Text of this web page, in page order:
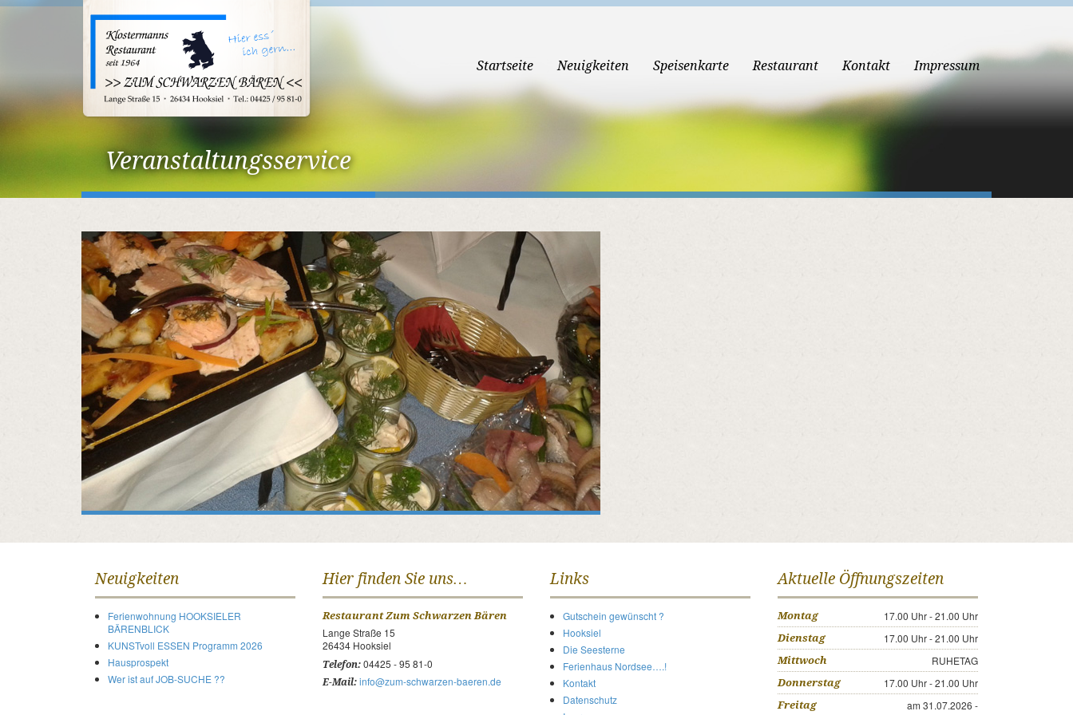
Startseite Neuigkeiten Speisenkarte Restaurant Kontakt Impressum
Veranstaltungsservice
Neuigkeiten
Ferienwohnung HOOKSIELER
BÄRENBLICK
KUNSTvoll ESSEN Programm 2026
Hausprospekt
Wer ist auf JOB-SUCHE ??
Hier finden Sie uns…
Restaurant Zum Schwarzen Bären
Lange Straße 15
26434 Hooksiel
Telefon: 04425 - 95 81-0
E-Mail: info@zum-schwarzen-baeren.de
Links
Gutschein gewünscht ?
Hooksiel
Die Seesterne
Ferienhaus Nordsee….!
Kontakt
Datenschutz
Aktuelle Öffnungszeiten
Montag 17.00 Uhr - 21.00 Uhr
Dienstag 17.00 Uhr - 21.00 Uhr
Mittwoch RUHETAG
Donnerstag 17.00 Uhr - 21.00 Uhr
Freitag
am 31.07.2026 -